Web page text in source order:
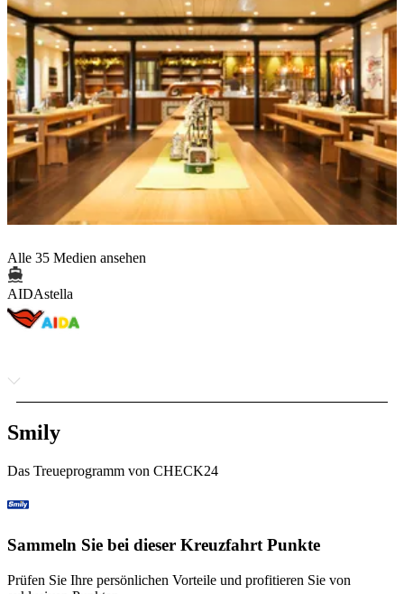
Alle 35 Medien ansehen
AIDAstella
Smily
Das Treueprogramm von CHECK24
Sammeln Sie bei dieser Kreuzfahrt Punkte
Prüfen Sie Ihre persönlichen Vorteile und profitieren Sie von